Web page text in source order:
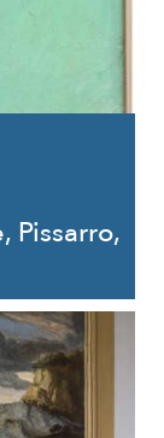
Pissarro,